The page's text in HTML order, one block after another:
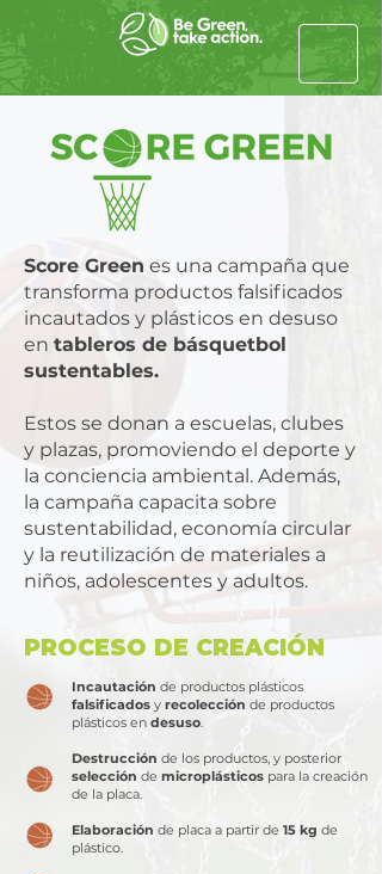
Score Green es una campaña que
transforma productos falsificados
incautados y plásticos en desuso
en tableros de básquetbol
sustentables.
Estos se donan a escuelas, clubes
y plazas, promoviendo el deporte y
la conciencia ambiental. Además,
la campaña capacita sobre
sustentabilidad, economía circular
y la reutilización de materiales a
niños, adolescentes y adultos.​
PROCESO DE CREACIÓN
Incautación de productos plásticos
falsificados y recolección de productos
plásticos en desuso.
Destrucción de los productos, y posterior
selección de microplásticos para la creación
de la placa.
Elaboración de placa a partir de 15 kg de
plástico.